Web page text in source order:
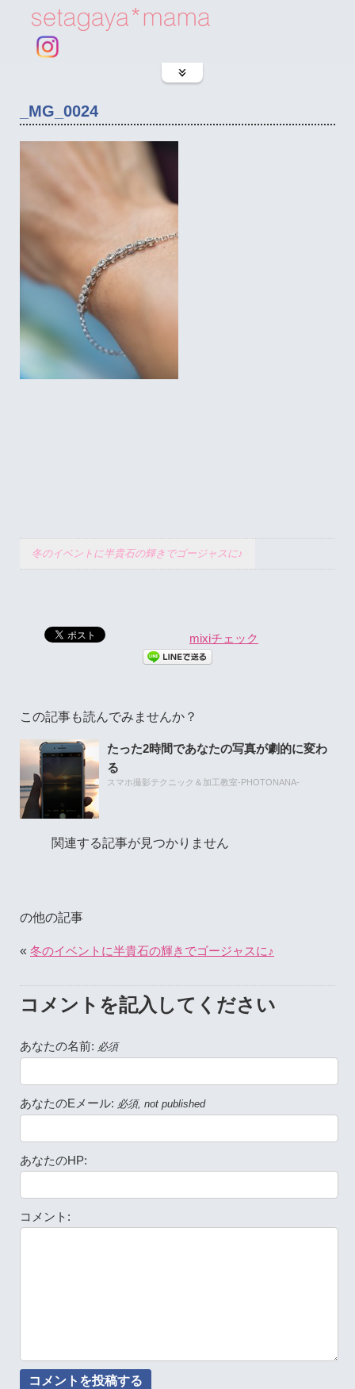
_MG_0024
冬のイベントに半貴石の輝きでゴージャスに♪
mixiチェック
この記事も読んでみませんか？
たった2時間であなたの写真が劇的に変わ
る
スマホ撮影テクニック＆加工教室-PHOTONANA-
関連する記事が見つかりません
の他の記事
« 冬のイベントに半貴石の輝きでゴージャスに♪
コメントを記入してください
あなたの名前: 必須
あなたのEメール: 必須, not published
あなたのHP:
コメント: